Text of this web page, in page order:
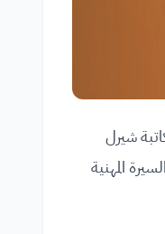
شيرل
المهنية